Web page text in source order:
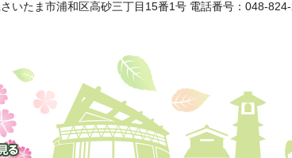
いたま市浦和区高砂三丁目15番1号 電話番号：048-